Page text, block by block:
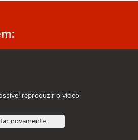
reproduzir o vídeo
novamente